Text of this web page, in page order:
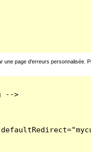
page d'erreurs personnalisée.
-->